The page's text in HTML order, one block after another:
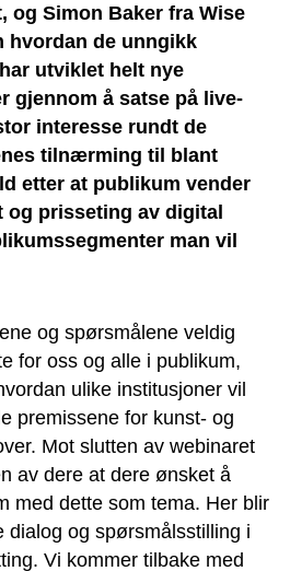
og Simon Baker fra Wise
hvordan de unngikk
utviklet helt nye
gjennom å satse på live-
interesse rundt de
tilnærming til blant
etter at publikum vender
og prisseting av digital
man vil
og spørsmålene veldig
for oss og alle i publikum,
ulike institusjoner vil
premissene for kunst- og
Mot slutten av webinaret
av dere at dere ønsket å
med dette som tema. Her blir
dialog og spørsmålsstilling i
Vi kommer tilbake med